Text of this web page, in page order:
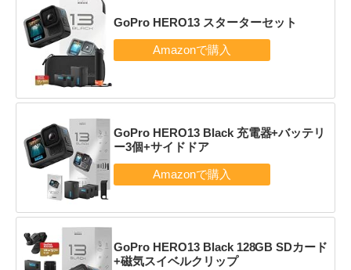
GoPro HERO13 スターターセット
GoPro HERO13 Black 充電器+バッテリ
ー3個+サイドドア
GoPro HERO13 Black 128GB SDカード
+磁気スイベルクリップ